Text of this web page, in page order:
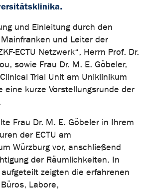
und Einleitung durch den
und Leiter der
ECTU Netzwerk“, Herrn Prof. Dr.
sowie Frau Dr. M. E. Göbeler,
Trial Unit am Uniklinikum
eine kurze Vorstellungsrunde der
Frau Dr. M. E. Göbeler in Ihrem
der ECTU am
Würzburg vor, anschließend
der Räumlichkeiten. In
zeigten die erfahrenen
Labore,